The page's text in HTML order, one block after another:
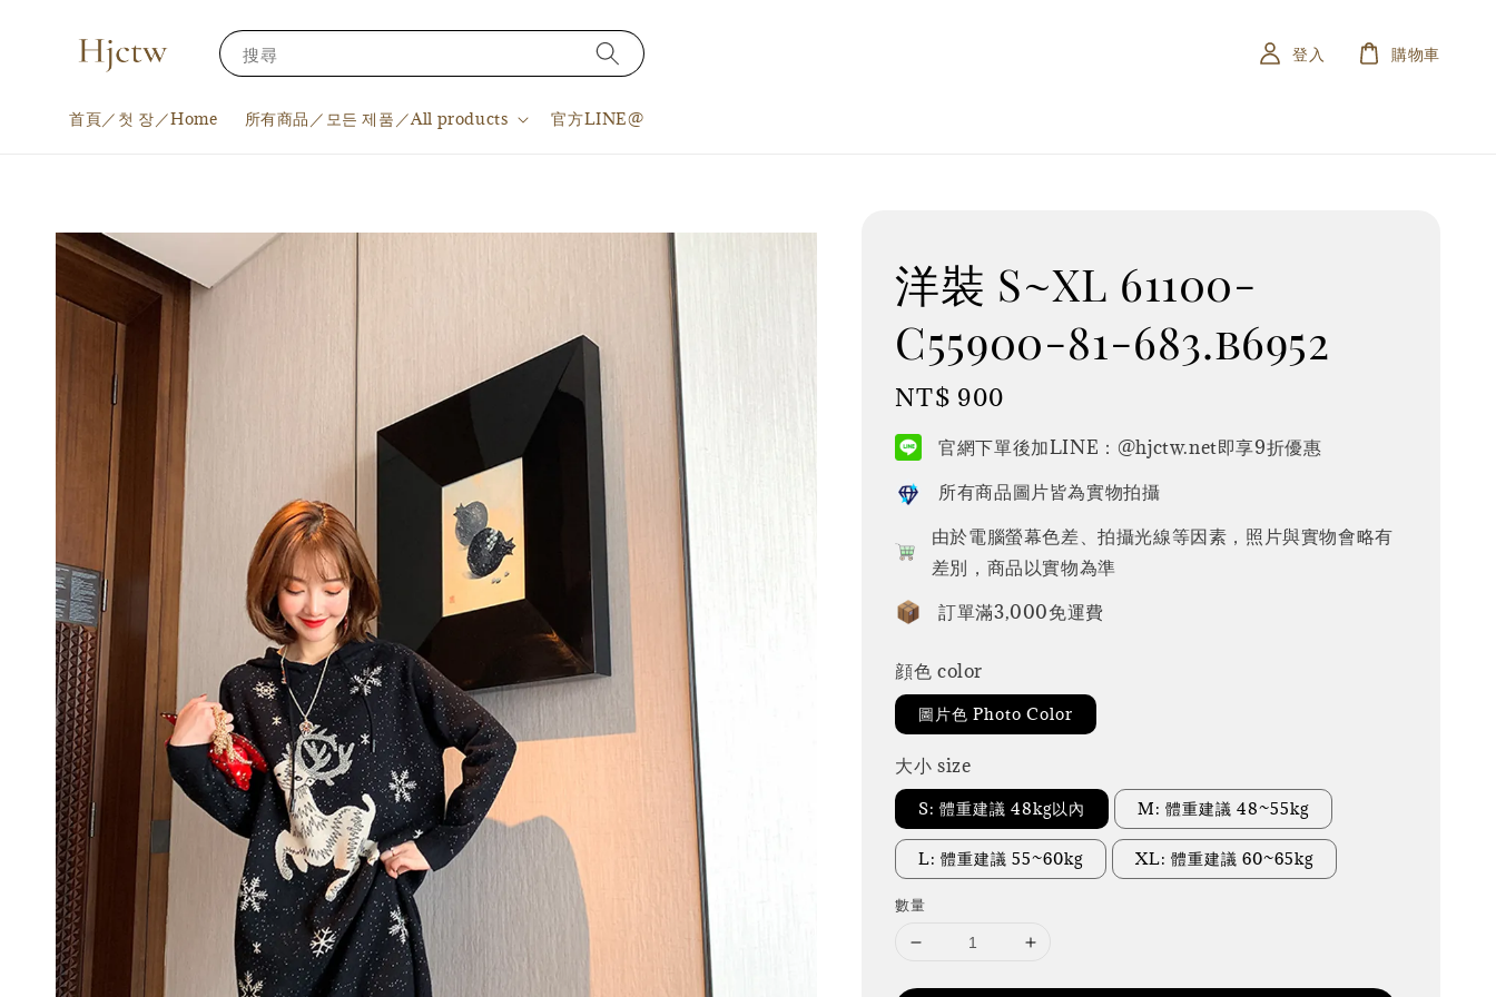
搜尋
首頁／첫 장／Home 所有商品／모든 제품／All products 官方LINE@
登入 購物車
洋裝 S~XL 61100-
C55900-81-683.b6952
Regular
price
NT$ 900
官網下單後加LINE：@hjctw.net即享9折優惠
所有商品圖片皆為實物拍攝
由於電腦螢幕色差、拍攝光線等因素，照片與實物會略有
差別，商品以實物為準
訂單滿3,000免運費
顔色 color
圖片色 Photo Color
大小 size
S: 體重建議 48kg以內 M: 體重建議 48~55kg
L: 體重建議 55~60kg XL: 體重建議 60~65kg
數量